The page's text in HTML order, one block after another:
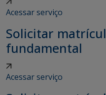
Acessar serviço
Solicitar
fundamental
Acessar serviço